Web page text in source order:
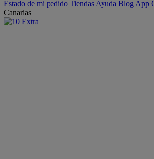
Estado de mi pedido Tiendas Ayuda Blog App
Canarias